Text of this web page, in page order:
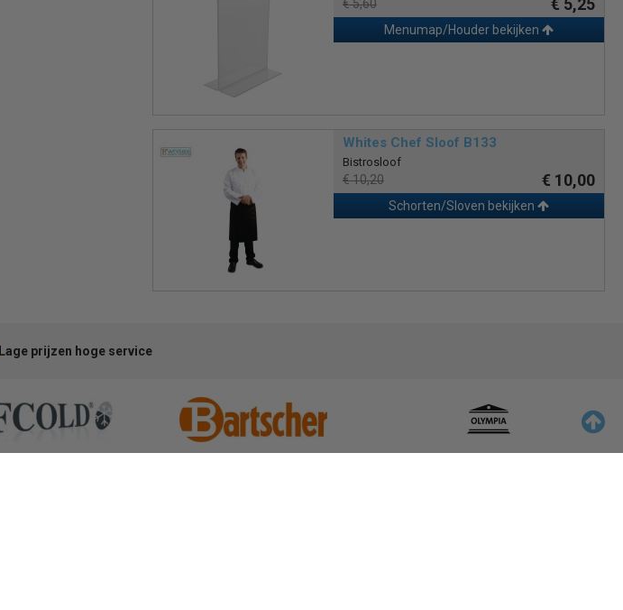
€ 5,60 € 5,25
Menumap/Houder bekijken
Whites Chef Sloof B133
Bistrosloof
€ 10,20 € 10,00
Schorten/Sloven bekijken
Lage prijzen hoge service